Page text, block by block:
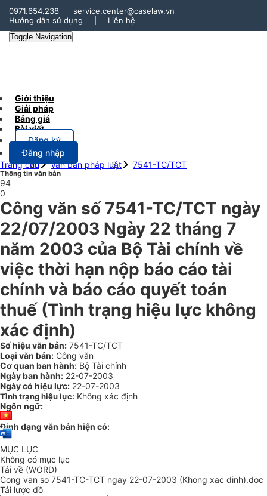
0971.654.238
service.center@caselaw.vn
Hướng dẫn sử dụng
Liên hệ
Toggle Navigation
Giới thiệu
Giải pháp
Bảng giá
Bài viết
Đăng ký
Đăng nhập
Trang chủ
Văn bản pháp luật 7541-TC/TCT
Thông tin văn bản
94
0
Công văn số 7541-TC/TCT ngày
22/07/2003 Ngày 22 tháng 7
năm 2003 của Bộ Tài chính về
việc thời hạn nộp báo cáo tài
chính và báo cáo quyết toán
thuế (Tình trạng hiệu lực không
xác định)
Số hiệu văn bản: 7541-TC/TCT
Loại văn bản: Công văn
Cơ quan ban hành: Bộ Tài chính
Ngày ban hành: 22-07-2003
Ngày có hiệu lực: 22-07-2003
Tình trạng hiệu lực: Không xác định
Ngôn ngữ:
Định dạng văn bản hiện có:
MỤC LỤC
Không có mục lục
Tải về (WORD)
Cong van so 7541-TC-TCT ngay 22-07-2003 (Khong xac dinh).doc
Tải lược đồ